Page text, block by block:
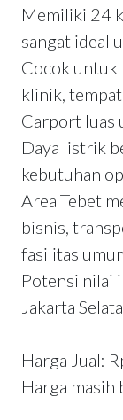
Memiliki 24
sangat ideal
Cocok untuk
klinik,
Carport luas
Daya listrik
kebutuhan
Area Tebet
bisnis,
fasilitas
Potensi nilai
Jakarta
Harga Jual:
Harga masih